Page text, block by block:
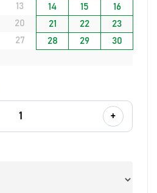
13 14 15
16
20 21 22
23
27 28 29
30
1 +